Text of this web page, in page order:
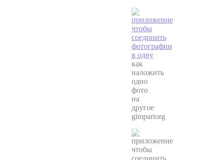
как
наложить
одно
фото
на
другое
gimpartorg